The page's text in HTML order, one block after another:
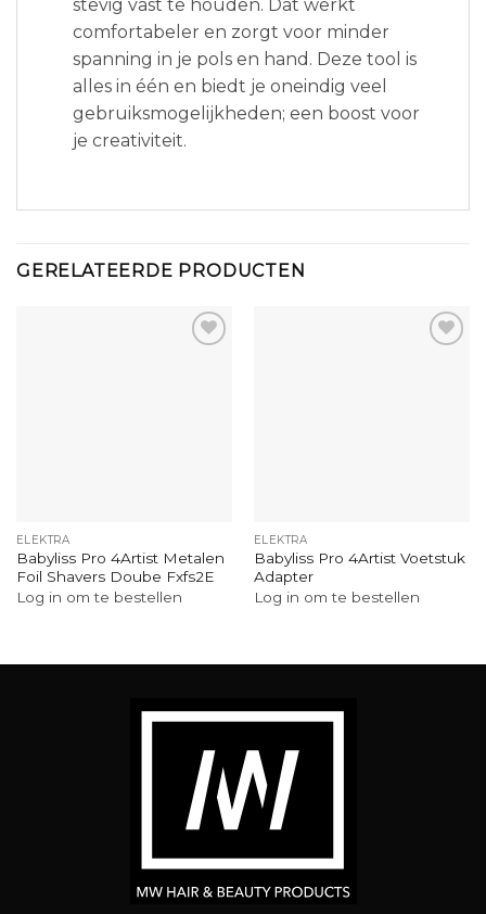
stevig vast te houden. Dat werkt
comfortabeler en zorgt voor minder
spanning in je pols en hand. Deze tool is
alles in één en biedt je oneindig veel
gebruiksmogelijkheden; een boost voor
je creativiteit.
GERELATEERDE PRODUCTEN
ELEKTRA
Babyliss Pro 4Artist Metalen
Foil Shavers Doube Fxfs2E
Log in om te bestellen
ELEKTRA
Babyliss Pro 4Artist Voetstuk
Adapter
Log in om te bestellen